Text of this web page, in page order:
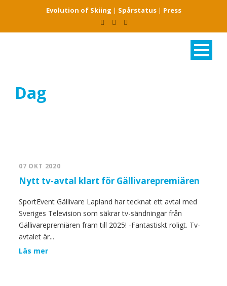
Evolution of Skiing | Spårstatus| Press
Dag
07 OKT 2020
Nytt tv-avtal klart för Gällivarepremiären
SportEvent Gällivare Lapland har tecknat ett avtal med
Sveriges Television som säkrar tv-sändningar från
Gällivarepremiären fram till 2025! -Fantastiskt roligt. Tv-
avtalet är...
Läs mer